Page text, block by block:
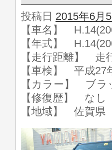
投稿日 2015年6月
【車名】
【年式】
【走行距離】 走
【車検】 平成27
【カラー】 ブラ
【修復歴】 なし
【地域】 佐賀県